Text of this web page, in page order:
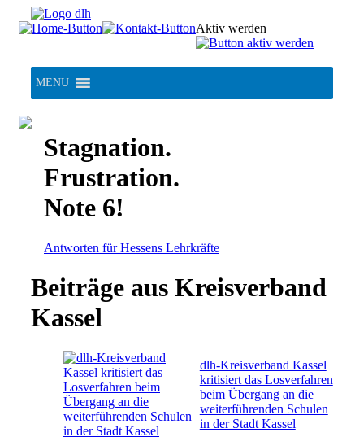
Skip
to
Aktiv werden
MENU
Stagnation.
Frustration.
Note 6!
Antworten für Hessens Lehrkräfte
Beiträge aus Kreisverband
Kassel
dlh-Kreisverband Kassel
kritisiert das Losverfahren
beim Übergang an die
weiterführenden Schulen
in der Stadt Kassel